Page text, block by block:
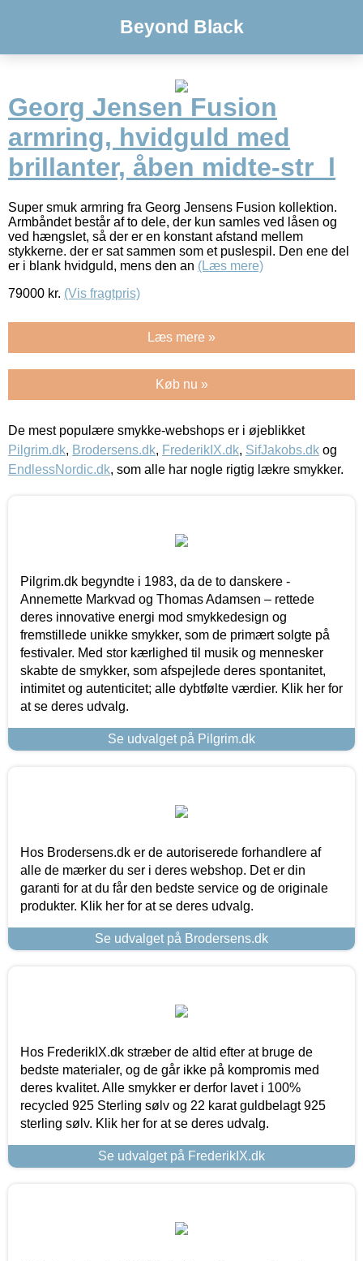
Beyond Black
Georg Jensen Fusion
armring, hvidguld med
brillanter, åben midte-str_l
Super smuk armring fra Georg Jensens Fusion kollektion.
Armbåndet består af to dele, der kun samles ved låsen og
ved hængslet, så der er en konstant afstand mellem
stykkerne. der er sat sammen som et puslespil. Den ene del
er i blank hvidguld, mens den an (Læs mere)
79000 kr. (Vis fragtpris)
Læs mere »
Køb nu »
De mest populære smykke-webshops er i øjeblikket
Pilgrim.dk, Brodersens.dk, FrederikIX.dk, SifJakobs.dk og
EndlessNordic.dk, som alle har nogle rigtig lækre smykker.
Pilgrim.dk begyndte i 1983, da de to danskere -
Annemette Markvad og Thomas Adamsen – rettede
deres innovative energi mod smykkedesign og
fremstillede unikke smykker, som de primært solgte på
festivaler. Med stor kærlighed til musik og mennesker
skabte de smykker, som afspejlede deres spontanitet,
intimitet og autenticitet; alle dybtfølte værdier. Klik her for
at se deres udvalg.
Se udvalget på Pilgrim.dk
Hos Brodersens.dk er de autoriserede forhandlere af
alle de mærker du ser i deres webshop. Det er din
garanti for at du får den bedste service og de originale
produkter. Klik her for at se deres udvalg.
Se udvalget på Brodersens.dk
Hos FrederikIX.dk stræber de altid efter at bruge de
bedste materialer, og de går ikke på kompromis med
deres kvalitet. Alle smykker er derfor lavet i 100%
recycled 925 Sterling sølv og 22 karat guldbelagt 925
sterling sølv. Klik her for at se deres udvalg.
Se udvalget på FrederikIX.dk